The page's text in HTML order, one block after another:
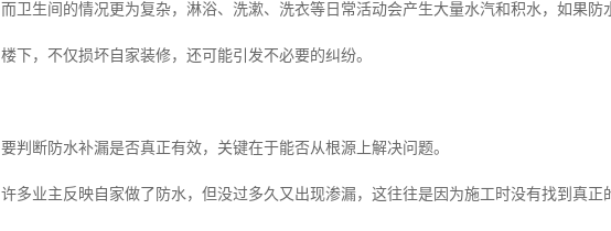
而卫生间的情况更为复杂，淋浴、洗漱、洗衣等日常活动会产生大量水汽和积水，如果
楼下，不仅损坏自家装修，还可能引发不必要的纠纷。
要判断防水补漏是否真正有效，关键在于能否从根源上解决问题。
许多业主反映自家做了防水，但没过多久又出现渗漏，这往往是因为施工时没有找到真